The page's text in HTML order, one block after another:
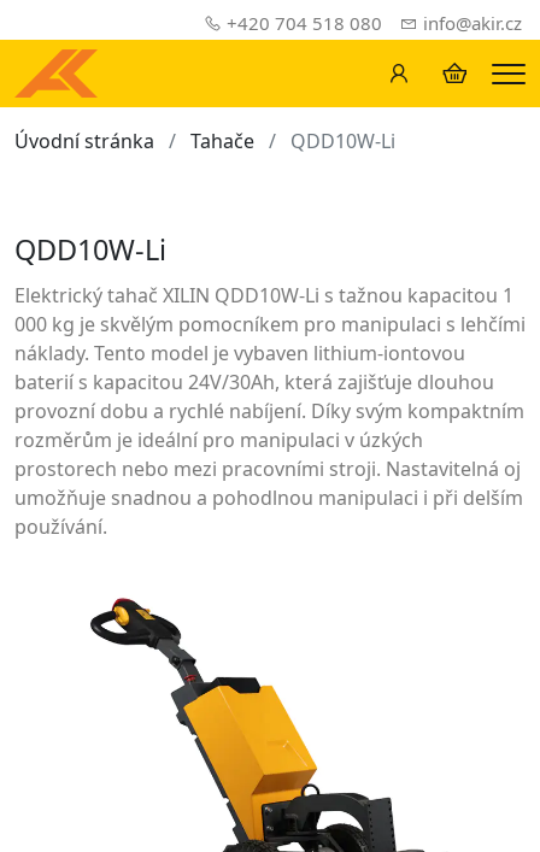
+420 704 518 080 info@akir.cz
Úvodní stránka Tahače QDD10W-Li
QDD10W-Li
Elektrický tahač XILIN QDD10W-Li s tažnou kapacitou 1
000 kg je skvělým pomocníkem pro manipulaci s lehčími
náklady. Tento model je vybaven lithium-iontovou
baterií s kapacitou 24V/30Ah, která zajišťuje dlouhou
provozní dobu a rychlé nabíjení. Díky svým kompaktním
rozměrům je ideální pro manipulaci v úzkých
prostorech nebo mezi pracovními stroji. Nastavitelná oj
umožňuje snadnou a pohodlnou manipulaci i při delším
používání.